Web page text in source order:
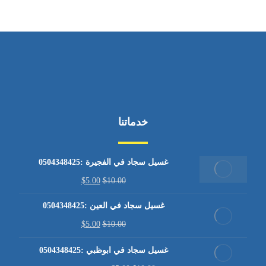
خدماتنا
غسيل سجاد في الفجيرة :0504348425
$10.00
$5.00
غسيل سجاد في العين :0504348425
$10.00
$5.00
غسيل سجاد في ابوظبي :0504348425